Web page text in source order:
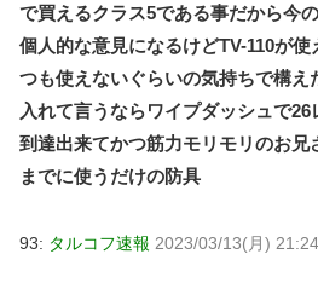
で買えるクラス5である事だから今
個人的な意見になるけどTV-110が
つも使えないぐらいの気持ちで構え
入れて言うならワイプダッシュで
到達出来てかつ筋力モリモリのお兄
までに使うだけの防具
93: タルコフ速報 2023/03/13(月)